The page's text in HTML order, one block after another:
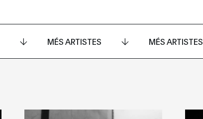
MÉS ARTISTES MÉS ARTISTES